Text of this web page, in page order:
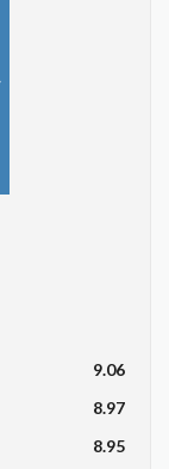
9.06
8.97
8.95